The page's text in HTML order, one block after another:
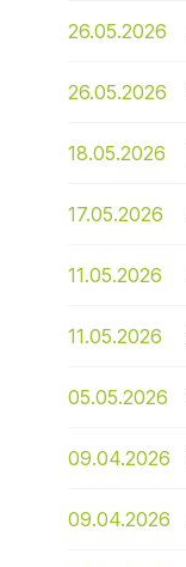
26.05.2026
26.05.2026
18.05.2026
17.05.2026
11.05.2026
11.05.2026
05.05.2026
09.04.2026
09.04.2026